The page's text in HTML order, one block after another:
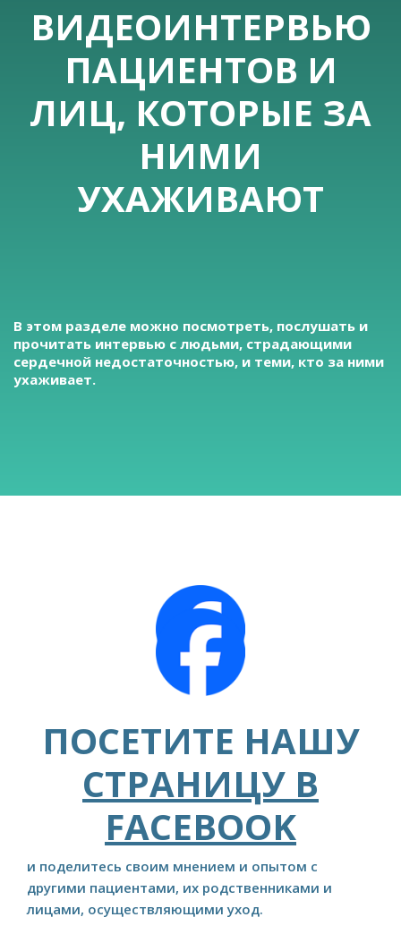
ВИДЕОИНТЕРВЬЮ
ПАЦИЕНТОВ И
ЛИЦ, КОТОРЫЕ ЗА
НИМИ
УХАЖИВАЮТ
В этом разделе можно посмотреть, послушать и
прочитать интервью с людьми, страдающими
сердечной недостаточностью, и теми, кто за ними
ухаживает.
ПОСЕТИТЕ НАШУ
СТРАНИЦУ В
FACEBOOK
и поделитесь своим мнением и опытом с
другими пациентами, их родственниками и
лицами, осуществляющими уход.